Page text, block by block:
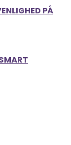
PÅ